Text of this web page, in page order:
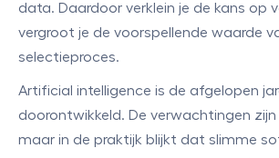
data. Daardoor verklein je de kans op
vergroot je de voorspellende waarde
selectieproces.
Artificial intelligence is de afgelopen
doorontwikkeld. De verwachtingen zijn
maar in de praktijk blijkt dat slimme